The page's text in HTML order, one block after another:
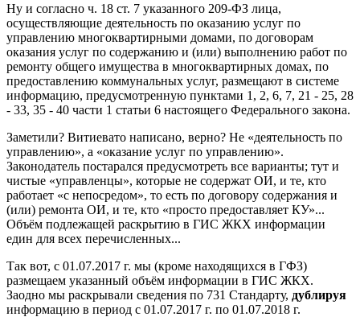
Ну и согласно ч. 18 ст. 7 указанного 209-ФЗ лица,
осуществляющие деятельность по оказанию услуг по
управлению многоквартирными домами, по договорам
оказания услуг по содержанию и (или) выполнению работ по
ремонту общего имущества в многоквартирных домах, по
предоставлению коммунальных услуг, размещают в системе
информацию, предусмотренную пунктами 1, 2, 6, 7, 21 - 25, 28
- 33, 35 - 40 части 1 статьи 6 настоящего Федерального закона.
Заметили? Витиевато написано, верно? Не «деятельность по
управлению», а «оказание услуг по управлению».
Законодатель постарался предусмотреть все варианты; тут и
чистые «управленцы», которые не содержат ОИ, и те, кто
работает «с непосредом», то есть по договору содержания и
(или) ремонта ОИ, и те, кто «просто предоставляет КУ»...
Объём подлежащей раскрытию в ГИС ЖКХ информации
един для всех перечисленных...
Так вот, с 01.07.2017 г. мы (кроме находящихся в ГФЗ)
размещаем указанный объём информации в ГИС ЖКХ.
Заодно мы раскрывали сведения по 731 Стандарту, дублируя
информацию в период с 01.07.2017 г. по 01.07.2018 г.